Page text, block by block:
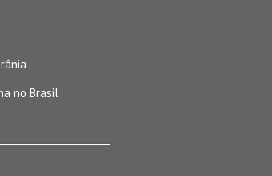
no Brasil